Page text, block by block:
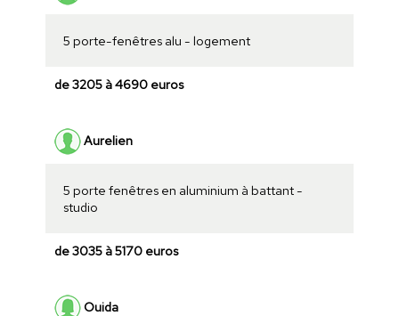
5 porte-fenêtres alu - logement
de 3205 à 4690 euros
Aurelien
5 porte fenêtres en aluminium à battant -
studio
de 3035 à 5170 euros
Ouida